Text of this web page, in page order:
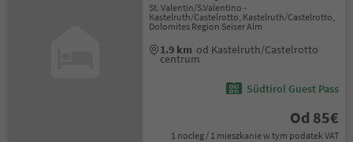
St. Valentin/S.Valentino -
Kastelruth/Castelrotto, Kastelruth/Castelrotto,
Dolomites Region Seiser Alm
1.9 km od Kastelruth/Castelrotto
centrum
Südtirol Guest Pass
Od 85€
1 nocleg / 1 mieszkanie w tym podatek VAT